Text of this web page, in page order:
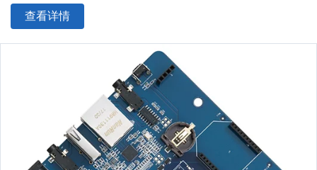
表面处理：喷锡/金钻/
板材尺寸：最小10*15mm，最大508*889mm
-A-610 D/IPC-III标准
证书：ISO9001/ CE/ TUV/ ROHS
服务：一站式OEM代工服务
电子测试：100%
查看详情